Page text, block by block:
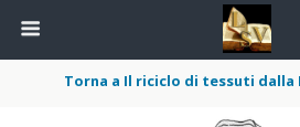
Torna a Il riciclo di tessuti